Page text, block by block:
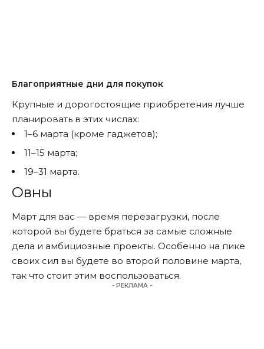
Благоприятные дни для покупок
Крупные и дорогостоящие приобретения лучше
планировать в этих числах:
1–6 марта (кроме гаджетов);
11–15 марта;
19–31 марта.
Овны
Март для вас — время перезагрузки, после
которой вы будете браться за самые сложные
дела и амбициозные проекты. Особенно на пике
своих сил вы будете во второй половине марта,
так что стоит этим воспользоваться.
- РЕКЛАМА -